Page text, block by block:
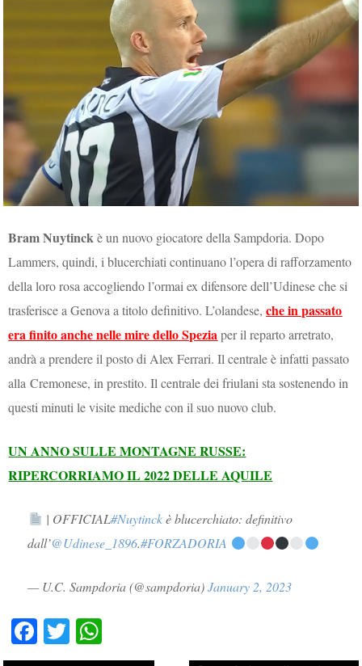
Bram Nuytinckè un nuovo giocatore della Sampdoria. Dopo
Lammers, quindi, i blucerchiati continuano l’opera di rafforzamento
della loro rosa accogliendo l’ormai ex difensore dell’Udinese che si
trasferisce a Genova a titolo definitivo. L’olandese,che in passato
era finito anche nelle mire dello Speziaper il reparto arretrato,
andrà a prendere il posto di Alex Ferrari. Il centrale è infatti passato
alla Cremonese, in prestito. Il centrale dei friulani sta sostenendo in
questi minuti le visite mediche con il suo nuovo club.
UN ANNO SULLE MONTAGNE RUSSE:
RIPERCORRIAMO IL 2022 DELLE AQUILE
| OFFICIAL#Nuytinckè blucerchiato: definitivo
dall’@Udinese_1896.#FORZADORIA
— U.C. Sampdoria (@sampdoria)January 2, 2023
Fa
ce
T
wiha